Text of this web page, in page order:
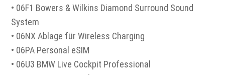
• 06F1 Bowers & Wilkins Diamond Surround Sound
System
• 06NX Ablage für Wireless Charging
• 06PA Personal eSIM
• 06U3 BMW Live Cockpit Professional